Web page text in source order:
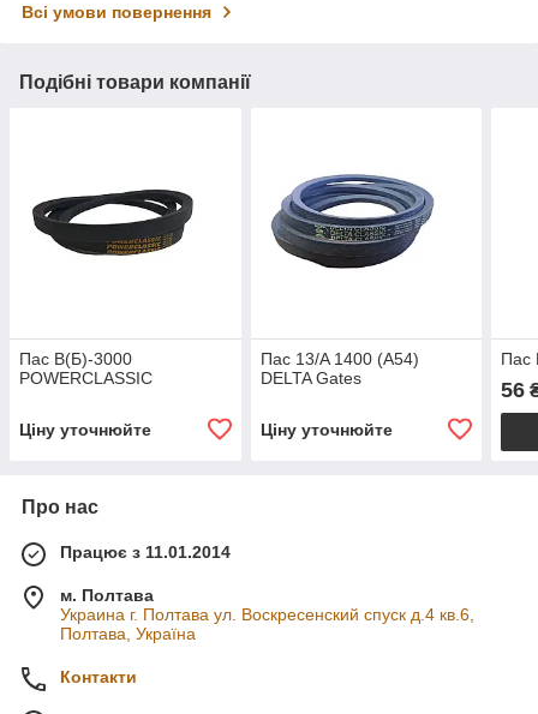
Всі умови повернення
Подібні товари компанії
Пас В(Б)-3000
POWERCLASSIC
Ціну уточнюйте
Пас 13/A 1400 (A54)
DELTA Gates
Ціну уточнюйте
Пас
56
Про нас
Працює з 11.01.2014
м. Полтава
Украина г. Полтава ул. Воскресенский спуск д.4 кв.6,
Полтава, Україна
Контакти